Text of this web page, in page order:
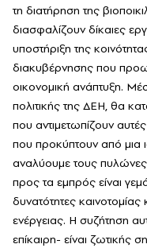
τη διατήρηση της
διασφαλίζουν δίκαιες
υποστήριξη της
διακυβέρνησης που
οικονομική ανάπτυξη.
πολιτικής της ΔΕΗ, θα
που αντιμετωπίζουν αυτές
που προκύπτουν από μια
αναλύουμε τους πυλώνες
προς τα εμπρός είναι
δυνατότητες
ενέργειας. Η συζήτηση
επίκαιρη- είναι ζωτικής